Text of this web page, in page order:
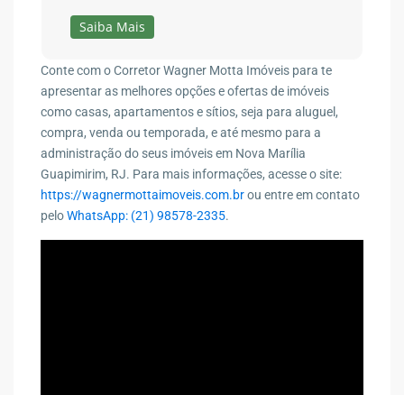
Saiba Mais
Conte com o Corretor Wagner Motta Imóveis para te
apresentar as melhores opções e ofertas de imóveis
como casas, apartamentos e sítios, seja para aluguel,
compra, venda ou temporada, e até mesmo para a
administração do seus imóveis em Nova Marília
Guapimirim, RJ. Para mais informações, acesse o site:
https://wagnermottaimoveis.com.brou entre em contato
peloWhatsApp: (21) 98578-2335.